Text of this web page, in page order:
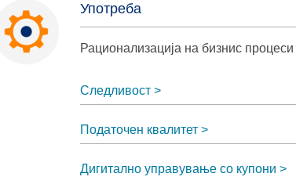
Употреба
Рационализација на бизнис процеси
Следливост
Податочен квалитет
Дигитално управување со купони